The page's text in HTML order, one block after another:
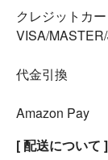
クレジットカ
VISA/
代金引換
Amazon Pay
[ 配送について ]